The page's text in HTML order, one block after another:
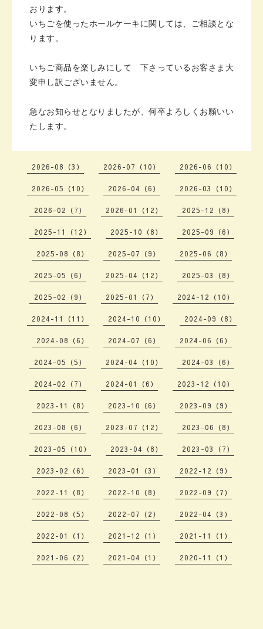
おります。
いちごを使ったホールケーキに関しては、ご相談とな
ります。
いちご商品を楽しみにして 下さっているお客さま 大
変申し訳ございません。
急なお知らせとなりましたが、 何卒よろしくお願いい
たします。
2026-08（3） 2026-07（10） 2026-06（10）
2026-05（10） 2026-04（6） 2026-03（10）
2026-02（7） 2026-01（12） 2025-12（8）
2025-11（12） 2025-10（8） 2025-09（6）
2025-08（8） 2025-07（9） 2025-06（8）
2025-05（6） 2025-04（12） 2025-03（8）
2025-02（9） 2025-01（7） 2024-12（10）
2024-11（11） 2024-10（10） 2024-09（8）
2024-08（6） 2024-07（6） 2024-06（6）
2024-05（5） 2024-04（10） 2024-03（6）
2024-02（7） 2024-01（6） 2023-12（10）
2023-11（8） 2023-10（6） 2023-09（9）
2023-08（6） 2023-07（12） 2023-06（8）
2023-05（10） 2023-04（8） 2023-03（7）
2023-02（6） 2023-01（3） 2022-12（9）
2022-11（8） 2022-10（8） 2022-09（7）
2022-08（5） 2022-07（2） 2022-04（3）
2022-01（1） 2021-12（1） 2021-11（1）
2021-06（2） 2021-04（1） 2020-11（1）